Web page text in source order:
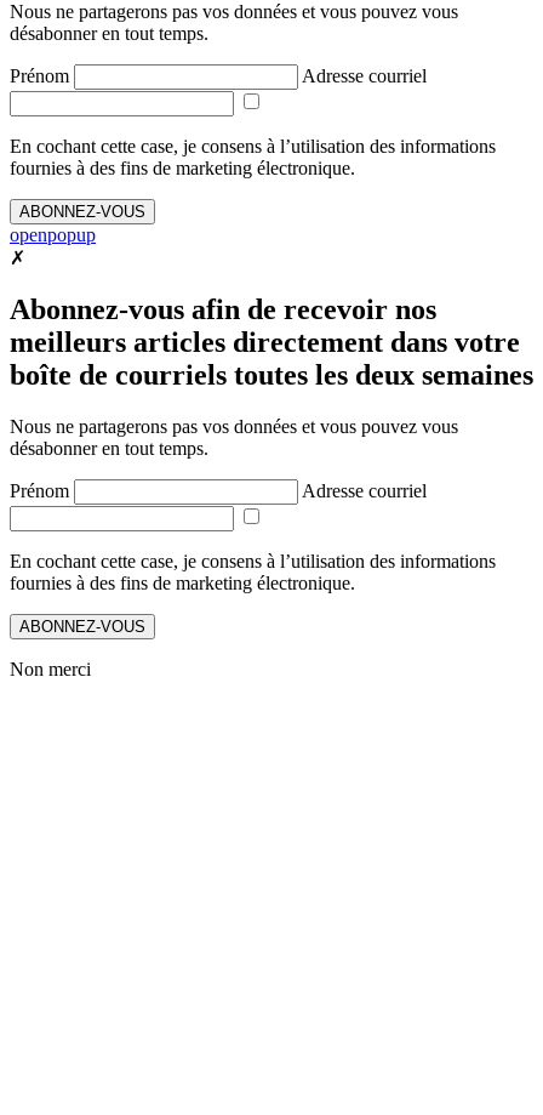
Nous ne partagerons pas vos données et vous pouvez vous
désabonner en tout temps.
Prénom Adresse courriel
En cochant cette case, je consens à l’utilisation des informations
fournies à des fins de marketing électronique.
ABONNEZ-VOUS
openpopup
✗
Abonnez-vous afin de recevoir nos
meilleurs articles directement dans votre
boîte de courriels toutes les deux semaines
Nous ne partagerons pas vos données et vous pouvez vous
désabonner en tout temps.
Prénom Adresse courriel
En cochant cette case, je consens à l’utilisation des informations
fournies à des fins de marketing électronique.
ABONNEZ-VOUS
Non merci